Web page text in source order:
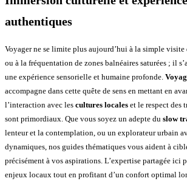
authentiques
Voyager ne se limite plus aujourd’hui à la simple visite
ou à la fréquentation de zones balnéaires saturées ; il
une expérience sensorielle et humaine profonde.
accompagne dans cette quête de sens en mettant en
l’interaction avec les cultures locales et le respect des
sont primordiaux. Que vous soyez un adepte du slow
lenteur et la contemplation, ou un explorateur urbain
dynamiques, nos guides thématiques vous aident à
précisément à vos aspirations. L’expertise partagée ici
enjeux locaux tout en profitant d’un confort optimal